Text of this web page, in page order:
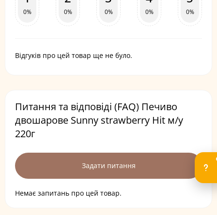
0% 0% 0% 0% 0%
Відгуків про цей товар ще не було.
Питання та відповіді (FAQ) Печиво
двошарове Sunny strawberry Hit м/у
220г
Задати питання
Немає запитань про цей товар.